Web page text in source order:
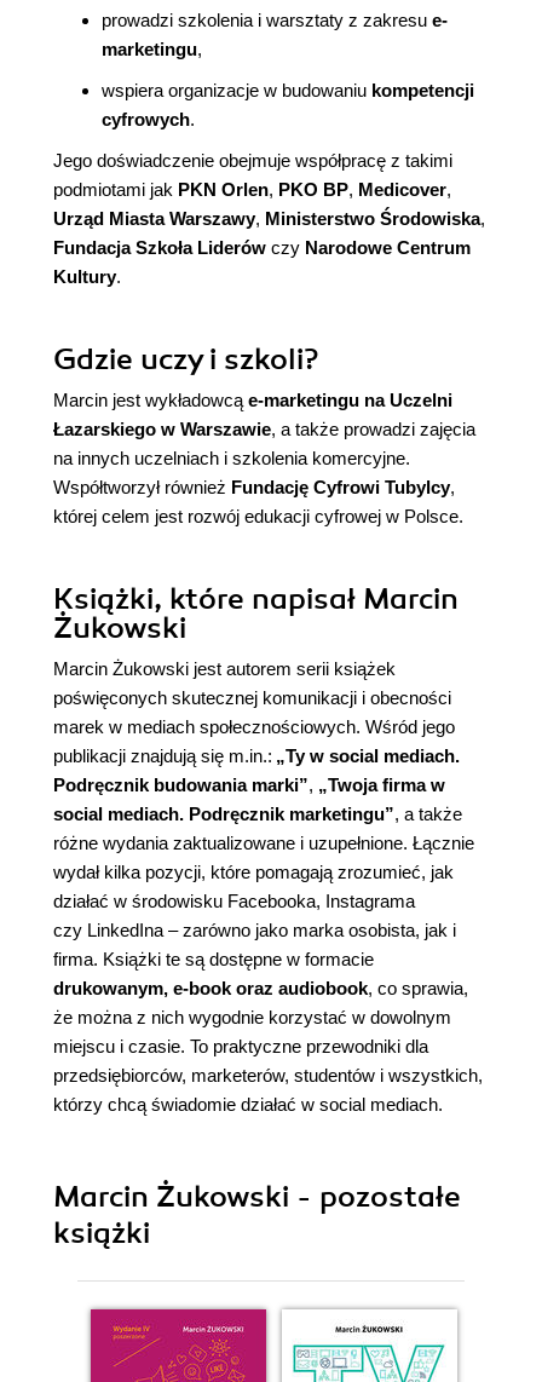
prowadzi szkolenia i warsztaty z zakresu e-
marketingu,
wspiera organizacje w budowaniu kompetencji
cyfrowych.
Jego doświadczenie obejmuje współpracę z takimi
podmiotami jak PKN Orlen, PKO BP, Medicover,
Urząd Miasta Warszawy, Ministerstwo Środowiska,
Fundacja Szkoła Liderów czy Narodowe Centrum
Kultury.
Gdzie uczy i szkoli?
Marcin jest wykładowcąe-marketingu na Uczelni
Łazarskiego w Warszawie, a także prowadzi zajęcia
na innych uczelniach i szkolenia komercyjne.
Współtworzył również Fundację Cyfrowi Tubylcy,
której celem jest rozwój edukacji cyfrowej w Polsce.
Książki, które napisał Marcin
Żukowski
Marcin Żukowski jest autorem serii książek
poświęconych skutecznej komunikacji i obecności
marek w mediach społecznościowych. Wśród jego
publikacji znajdują się m.in.: „Ty w social mediach.
Podręcznik budowania marki”, „Twoja firma w
social mediach. Podręcznik marketingu”, a także
różne wydania zaktualizowane i uzupełnione. Łącznie
wydał kilka pozycji, które pomagają zrozumieć, jak
działać w środowisku Facebooka, Instagrama
czy LinkedIna – zarówno jako marka osobista, jak i
firma. Książki te są dostępne w formacie
drukowanym, e-book oraz audiobook, co sprawia,
że można z nich wygodnie korzystać w dowolnym
miejscu i czasie. To praktyczne przewodniki dla
przedsiębiorców, marketerów, studentów i wszystkich,
którzy chcą świadomie działać w social mediach.
Marcin Żukowski - pozostałe
książki